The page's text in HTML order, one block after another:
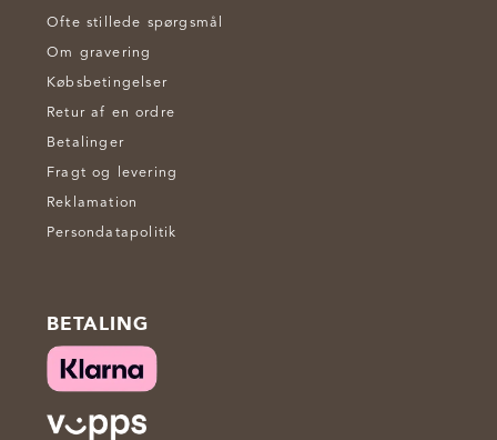
Ofte stillede spørgsmål
Om gravering
Købsbetingelser
Retur af en ordre
Betalinger
Fragt og levering
Reklamation
Persondatapolitik
BETALING